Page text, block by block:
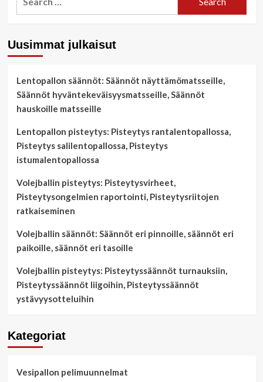
Uusimmat julkaisut
Lentopallon säännöt: Säännöt näyttämömatsseille,
Säännöt hyväntekeväisyysmatsseille, Säännöt
hauskoille matsseille
Lentopallon pisteytys: Pisteytys rantalentopallossa,
Pisteytys salilentopallossa, Pisteytys
istumalentopallossa
Volejballin pisteytys: Pisteytysvirheet,
Pisteytysongelmien raportointi, Pisteytysriitojen
ratkaiseminen
Volejballin säännöt: Säännöt eri pinnoille, säännöt eri
paikoille, säännöt eri tasoille
Volejballin pisteytys: Pisteytyssäännöt turnauksiin,
Pisteytyssäännöt liigoihin, Pisteytyssäännöt
ystävyysotteluihin
Kategoriat
Vesipallon pelimuunnelmat